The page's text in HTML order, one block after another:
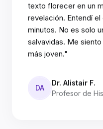
texto florecer en un
revelación. Entendí
minutos. No es solo
salvavidas. Me
más joven."
DA
Dr. Alistair F.
Profesor de